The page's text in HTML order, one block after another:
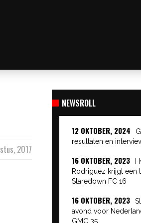
2017
NEWSROLL
12 OKTOBER, 2024
resultaten en
16 OKTOBER, 2023
Rodriguez krijgt een
Staredown FC 16
16 OKTOBER, 2023
avond voor
GMC 35